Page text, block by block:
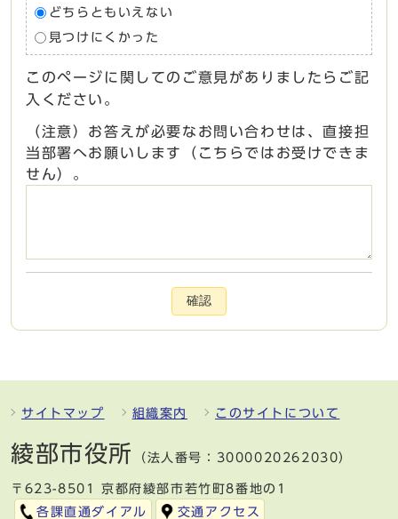
どちらともいえない
見つけにくかった
このページに関してのご意見がありましたらご記
入ください。
（注意）お答えが必要なお問い合わせは、直接担
当部署へお願いします（こちらではお受けできま
せん）。
確認
サイトマップ 組織案内 このサイトについて
綾部市役所 （法人番号：3000020262030）
〒623-8501 京都府綾部市若竹町8番地の1
各課直通ダイアル
交通アクセス